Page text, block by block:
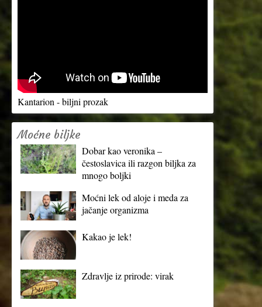
Kantarion - biljni prozak
Moćne biljke
Dobar kao veronika –
čestoslavica ili razgon biljka za
mnogo boljki
Moćni lek od aloje i meda za
jačanje organizma
Kakao je lek!
Zdravlje iz prirode: virak